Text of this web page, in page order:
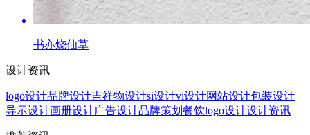
书亦烧仙草
设计资讯
logo设计品牌设计吉祥物设计si设计vi设计网站设计包装设计
导示设计画册设计广告设计品牌策划 餐饮logo设计设计资讯